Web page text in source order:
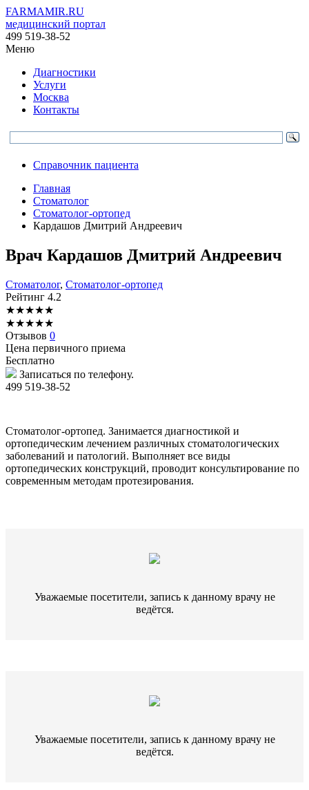
FARMAMIR.RU
медицинский портал
499 519-38-52
Меню
Диагностики
Услуги
Москва
Контакты
Справочник пациента
Главная
Стоматолог
Стоматолог-ортопед
Кардашов Дмитрий Андреевич
Врач Кардашов Дмитрий Андреевич
Стоматолог, Стоматолог-ортопед
Рейтинг 4.2
★★★★★
★★★★★
Отзывов 0
Цена первичного приема
Бесплатно
Записаться по телефону.
499 519-38-52
Стоматолог-ортопед. Занимается диагностикой и
ортопедическим лечением различных стоматологических
заболеваний и патологий. Выполняет все виды
ортопедических конструкций, проводит консультирование по
современным методам протезирования.
Уважаемые посетители, запись к данному врачу не
ведётся.
Уважаемые посетители, запись к данному врачу не
ведётся.